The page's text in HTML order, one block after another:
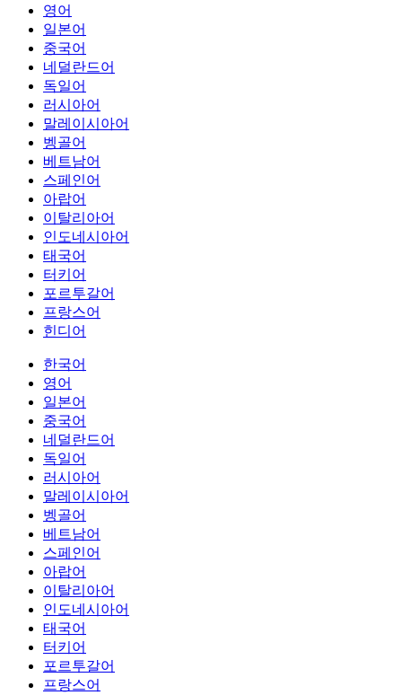
영어
일본어
중국어
네덜란드어
독일어
러시아어
말레이시아어
벵골어
베트남어
스페인어
아랍어
이탈리아어
인도네시아어
태국어
터키어
포르투갈어
프랑스어
힌디어
한국어
영어
일본어
중국어
네덜란드어
독일어
러시아어
말레이시아어
벵골어
베트남어
스페인어
아랍어
이탈리아어
인도네시아어
태국어
터키어
포르투갈어
프랑스어